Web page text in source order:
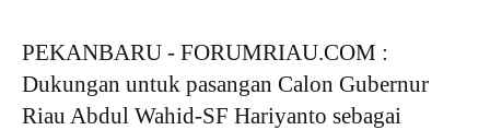
PEKANBARU - FORUMRIAU.COM :
Dukungan untuk pasangan Calon Gubernur
Riau Abdul Wahid-SF Hariyanto sebagai